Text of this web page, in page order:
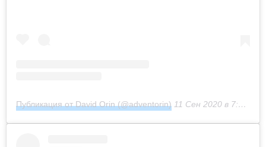
Публикация от David Orin (@adventorin) 11 Сен 2020 в 7:41 PDT